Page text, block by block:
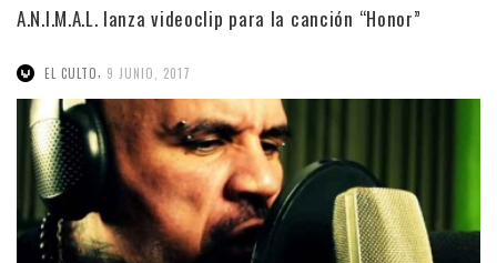
A.N.I.M.A.L. lanza videoclip para la canción “Honor”
EL CULTO, 9 JUNIO, 2017